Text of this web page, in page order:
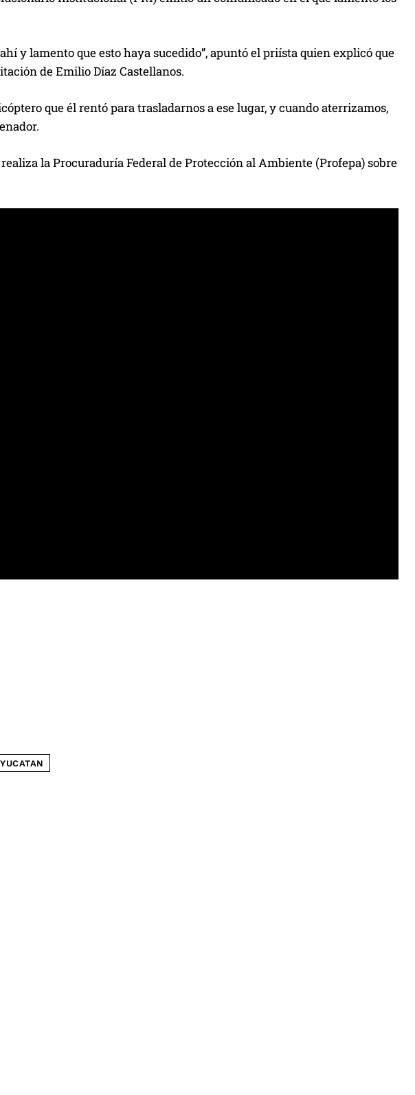
y lamento que esto haya sucedido”, apuntó el priísta quien explicó que
de Emilio Díaz Castellanos.
que él rentó para trasladarnos a ese lugar, y cuando aterrizamos,
la Procuraduría Federal de Protección al Ambiente (Profepa) sobre
YUCATAN